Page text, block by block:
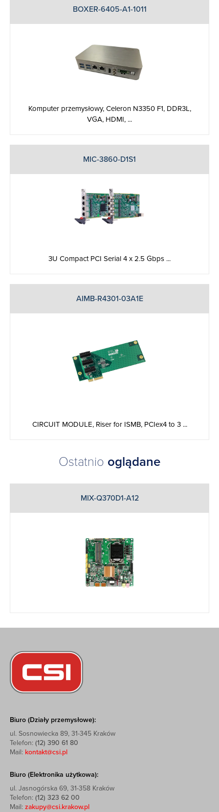
BOXER-6405-A1-1011
Komputer przemysłowy, Celeron N3350 F1, DDR3L,
VGA, HDMI, ...
MIC-3860-D1S1
3U Compact PCI Serial 4 x 2.5 Gbps ...
AIMB-R4301-03A1E
CIRCUIT MODULE, Riser for ISMB, PCIex4 to 3 ...
Ostatnio oglądane
MIX-Q370D1-A12
Biuro (Działy przemysłowe):
ul. Sosnowiecka 89, 31-345 Kraków
Telefon: (12) 390 61 80
Mail: kontakt@csi.pl
Biuro (Elektronika użytkowa):
ul. Jasnogórska 69, 31-358 Kraków
Telefon: (12) 323 62 00
Mail: zakupy@csi.krakow.pl